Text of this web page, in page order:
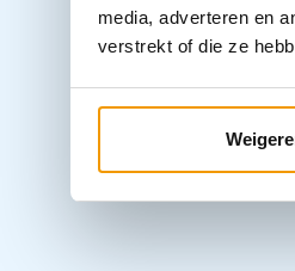
media, adverteren en
verstrekt of die ze